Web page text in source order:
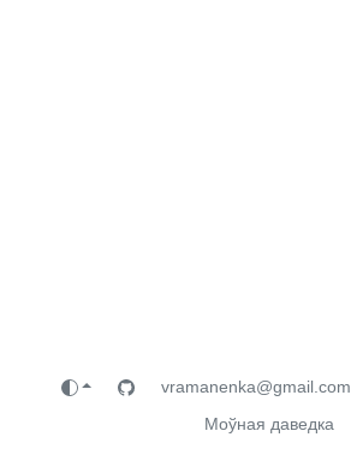
vramanenka@gmail.com
Моўная даведка